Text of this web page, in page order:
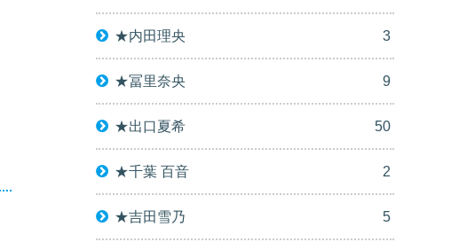
★内田理央 3
★冨里奈央 9
★出口夏希 50
★千葉 百音 2
★吉田雪乃 5